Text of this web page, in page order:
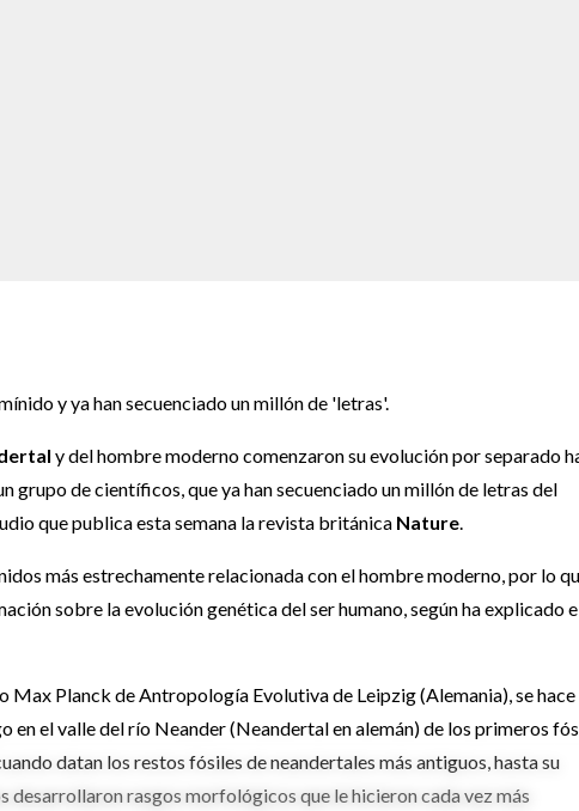
y ya han secuenciado un millón de 'letras'.
y del hombre moderno comenzaron su evolución por separado
grupo de científicos, que ya han secuenciado un millón de letras del
que publica esta semana la revista británica Nature
más estrechamente relacionada con el hombre moderno, por lo
sobre la evolución genética del ser humano, según ha explicado
Planck de Antropología Evolutiva de Leipzig (Alemania), se hace
en el valle del río Neander (Neandertal en alemán) de los primeros
datan los restos fósiles de neandertales más antiguos, hasta su
desarrollaron rasgos morfológicos que le hicieron cada vez más